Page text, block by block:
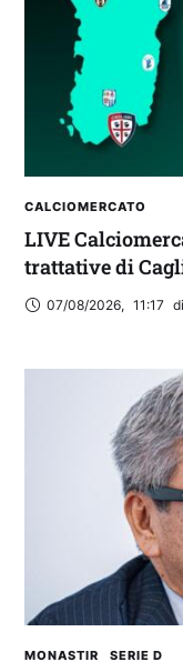
Real
CALCIOMERCATO
LIVE
trattative di
07/08/2026, 11:17 di
MONASTIR SERIE D